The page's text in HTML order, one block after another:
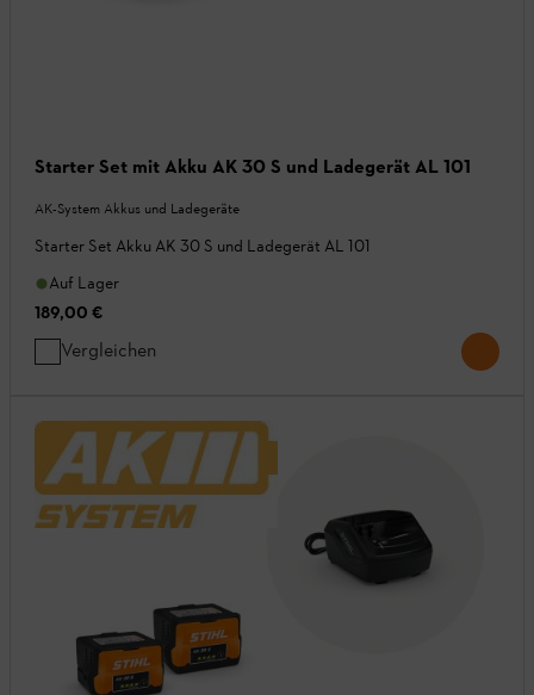
Starter Set mit Akku AK 30 S und Ladegerät AL 101
AK-System Akkus und Ladegeräte
Starter Set Akku AK 30 S und Ladegerät AL 101
Auf Lager
189,00 €
Vergleichen